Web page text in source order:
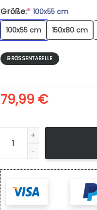
Größe:* 100x55 cm
100x55 cm
150x80 cm
GRÖSSENTABELLE
79,99 €
Leinwandbild My Hero